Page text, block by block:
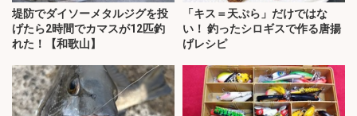
堤防でダイソーメタルジグを投
げたら2時間でカマスが12匹釣
れた！【和歌山】
「キス＝天ぷら」だけではな
い！ 釣ったシロギスで作る唐揚
げレシピ